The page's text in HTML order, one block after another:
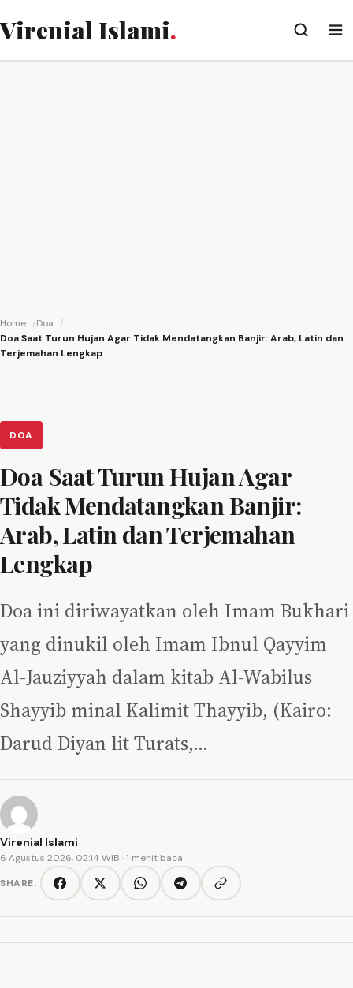
Virenial Islami.
Home
Doa
Doa Saat Turun Hujan Agar Tidak Mendatangkan Banjir: Arab, Latin dan
Terjemahan Lengkap
DOA
Doa Saat Turun Hujan Agar
Tidak Mendatangkan Banjir:
Arab, Latin dan Terjemahan
Lengkap
Doa ini diriwayatkan oleh Imam Bukhari
yang dinukil oleh Imam Ibnul Qayyim
Al-Jauziyyah dalam kitab Al-Wabilus
Shayyib minal Kalimit Thayyib, (Kairo:
Darud Diyan lit Turats,…
Virenial Islami
6 Agustus 2026, 02:14 WIB · 1 menit baca
SHARE:
FacebookTwitter/XWhatsAppTelegramCopy link